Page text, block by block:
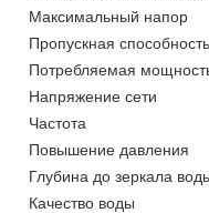
Максимальный напор
Пропускная способность
Потребляемая
Напряжение сети
Частота
Повышение давления
Глубина до зеркала
Качество воды